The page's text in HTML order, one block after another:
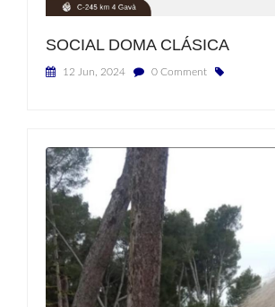
SOCIAL DOMA CLÁSICA
12 Jun, 2024 0 Comment